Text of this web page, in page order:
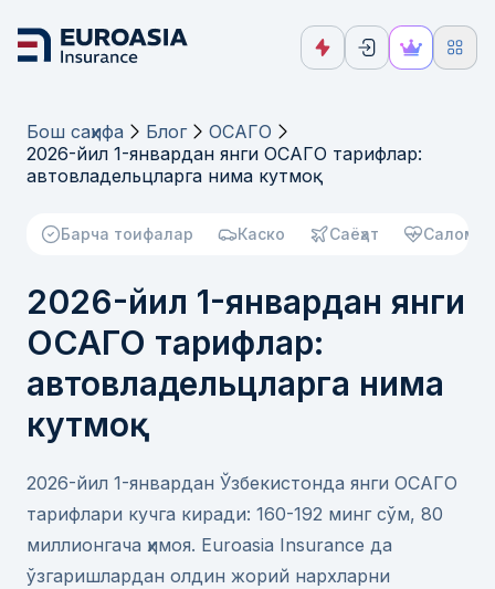
Бош саҳифа Блог
ОСАГО
2026-йил 1-январдан янги ОСАГО тарифлар:
автовладельцларга нима кутмоқ
Барча тоифалар Каско Саёҳат
2026-йил 1-январдан янги
ОСАГО тарифлар:
автовладельцларга нима
кутмоқ
2026-йил 1-январдан Ўзбекистонда янги ОСАГО
тарифлари кучга киради: 160-192 минг сўм, 80
миллионгача ҳимоя. Euroasia Insurance да
ўзгаришлардан олдин жорий нархларни